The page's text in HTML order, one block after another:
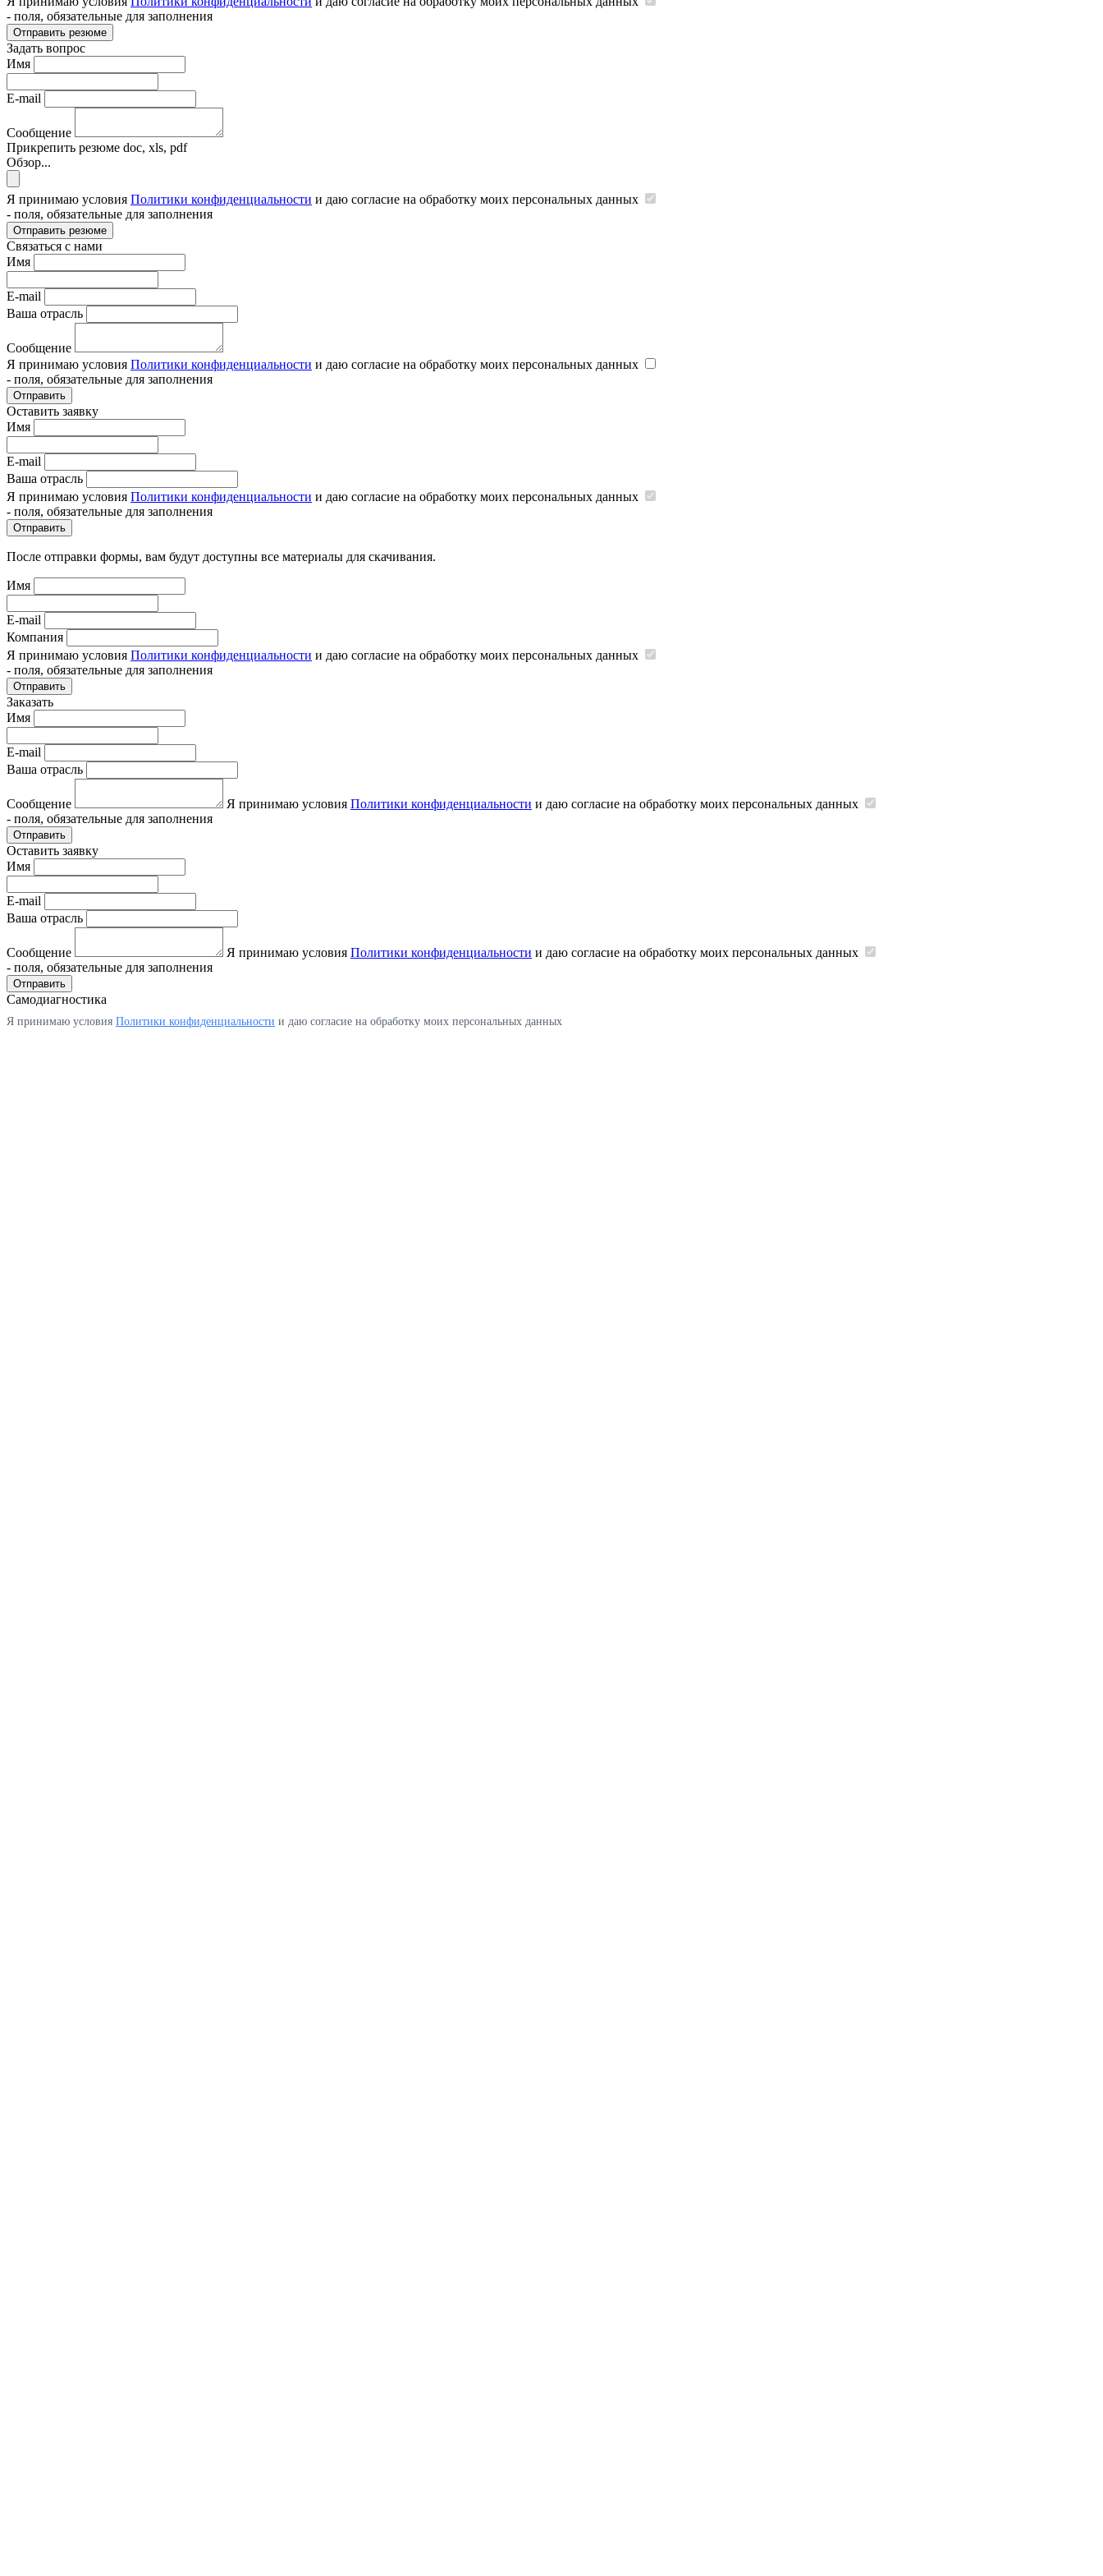
- поля, обязательные для заполнения
Отправить резюме
Задать вопрос
Имя
E-mail
Сообщение
Прикрепить резюме doc, xls, pdf
Обзор...
Я принимаю условия Политики конфиденциальности и даю согласие на обработку моих персональных данных
- поля, обязательные для заполнения
Отправить резюме
Связаться с нами
Имя
E-mail
Ваша отрасль
Сообщение
Я принимаю условия Политики конфиденциальности и даю согласие на обработку моих персональных данных
- поля, обязательные для заполнения
Отправить
Оставить заявку
Имя
E-mail
Ваша отрасль
Я принимаю условия Политики конфиденциальности и даю согласие на обработку моих персональных данных
- поля, обязательные для заполнения
Отправить
После отправки формы, вам будут доступны все материалы для скачивания.
Имя
E-mail
Компания
Я принимаю условия Политики конфиденциальности и даю согласие на обработку моих персональных данных
- поля, обязательные для заполнения
Отправить
Заказать
Имя
E-mail
Ваша отрасль
Сообщение Я принимаю условия Политики конфиденциальности и даю согласие на обработку моих персональных данных
- поля, обязательные для заполнения
Отправить
Оставить заявку
Имя
E-mail
Ваша отрасль
Сообщение Я принимаю условия Политики конфиденциальности и даю согласие на обработку моих персональных данных
- поля, обязательные для заполнения
Отправить
Самодиагностика
Я принимаю условия Политики конфиденциальности и даю согласие на обработку моих персональных данных